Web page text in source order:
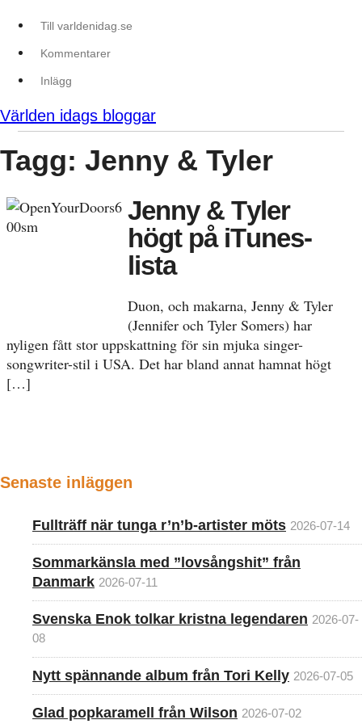
Till varldenidag.se
Kommentarer
Inlägg
Världen idags bloggar
Tagg: Jenny & Tyler
Jenny & Tyler
högt på iTunes-
lista
Duon, och makarna, Jenny & Tyler
(Jennifer och Tyler Somers) har
nyligen fått stor uppskattning för sin mjuka singer-
songwriter-stil i USA. Det har bland annat hamnat högt
[…]
Senaste inläggen
Fullträff när tunga r’n’b-artister möts 2026-07-14
Sommarkänsla med ”lovsångshit” från
Danmark 2026-07-11
Svenska Enok tolkar kristna legendaren 2026-07-
08
Nytt spännande album från Tori Kelly 2026-07-05
Glad popkaramell från Wilson 2026-07-02